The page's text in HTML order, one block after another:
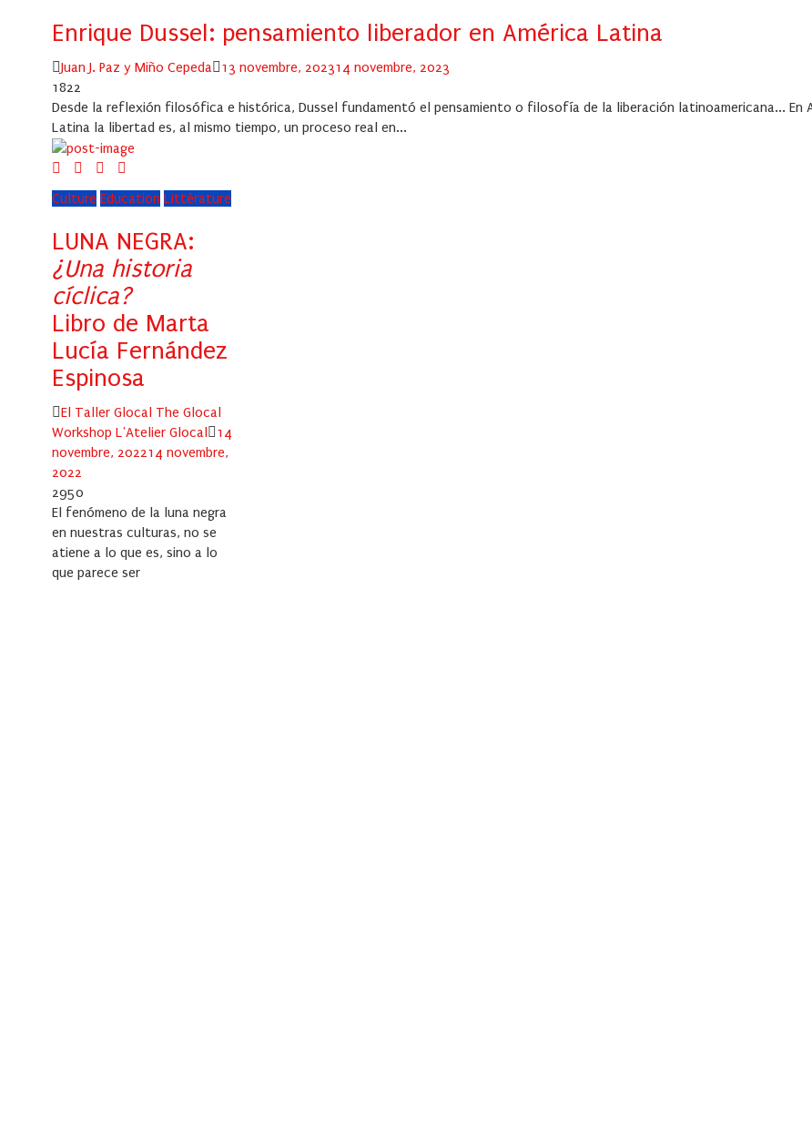
Enrique Dussel: pensamiento liberador en América Latina
Author
Juan J. Paz y Miño Cepeda
Posted
13 novembre, 202314 novembre, 2023
1822
Desde la reflexión filosófica e histórica, Dussel fundamentó el pensamiento o filosofía de la liberación latinoamericana... En
Latina la libertad es, al mismo tiempo, un proceso real en...
Culture Education Littérature
LUNA NEGRA:
¿Una historia
cíclica?
Libro de Marta
Lucía Fernández
Espinosa
Author
El Taller Glocal The Glocal
Workshop L'Atelier Glocal
Posted
on
14
novembre, 202214 novembre,
2022
2950
El fenómeno de la luna negra
en nuestras culturas, no se
atiene a lo que es, sino a lo
que parece ser